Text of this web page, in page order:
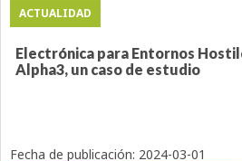
ACTUALIDAD
Electrónica para Entornos
Alpha3, un caso de estudio
Fecha de publicación: 2024-03-01